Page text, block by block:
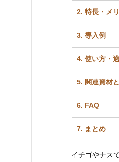
2. 特長・メ
3. 導入例
4. 使い方・
5. 関連資材
6. FAQ
7. まとめ
イチゴやナス